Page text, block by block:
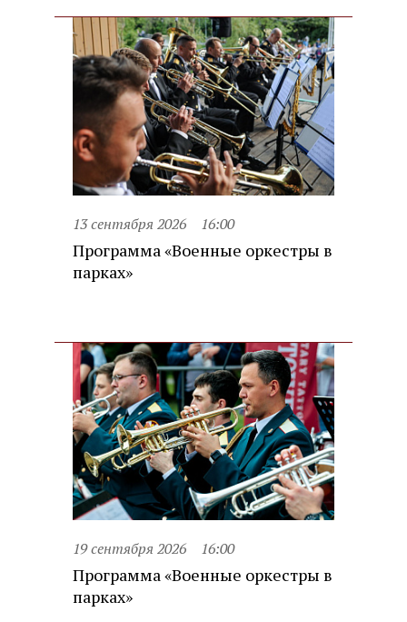
13 сентября 2026 16:00
Программа «Военные оркестры в
парках»
19 сентября 2026 16:00
Программа «Военные оркестры в
парках»